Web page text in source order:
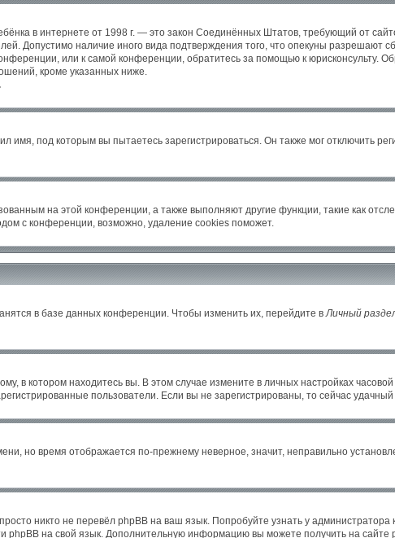
в интернете от 1998 г. — это закон Соединённых Штатов, требующий от
Допустимо наличие иного вида подтверждения того, что опекуны
или к самой конференции, обратитесь за помощью к юрисконсульту.
кроме указанных ниже.
под которым вы пытаетесь зарегистрироваться. Он также мог отключить
на этой конференции, а также выполняют другие функции, такие как
с конференции, возможно, удаление cookies поможет.
в базе данных конференции. Чтобы изменить их, перейдите вЛичный
в котором находитесь вы. В этом случае измените в личных настройках
пользователи. Если вы не зарегистрированы, то сейчас
но время отображается по-прежнему неверное, значит, неправильно
никто не перевёл phpBB на ваш язык. Попробуйте узнать у
phpBB на свой язык. Дополнительную информацию вы можете получить на